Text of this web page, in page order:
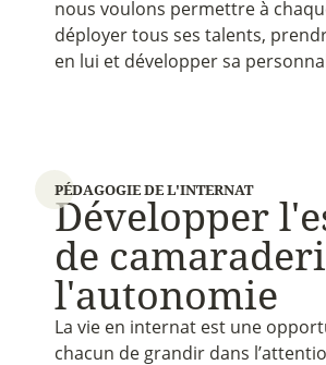
nous voulons permettre à
déployer tous ses talents,
en lui et développer sa
PÉDAGOGIE DE L'INTERNAT
Développerl'e
de camaraderi
l'autonomie
La vie en internat est une
chacun de grandir dans